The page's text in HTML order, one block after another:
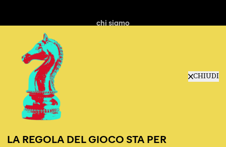
CHIUDI
LA REGOLA DEL GIOCO STA PER
chi siamo